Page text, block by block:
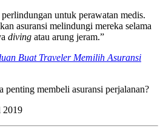
untuk perawatan medis.
asuransi melindungi mereka selama
diving atau arung jeram.”
Buat Traveler Memilih Asuransi
penting membeli asuransi perjalanan?
2019